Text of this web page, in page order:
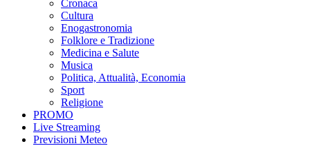
Cronaca
Cultura
Enogastronomia
Folklore e Tradizione
Medicina e Salute
Musica
Politica, Attualità, Economia
Sport
Religione
PROMO
Live Streaming
Previsioni Meteo